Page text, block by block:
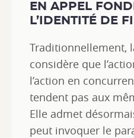
EN APPEL
L’IDENTITÉ DE
Traditionnellement,
considère que
l’action en
tendent pas aux
Elle admet
peut invoquer le